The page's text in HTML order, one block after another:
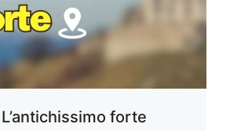
L’antichissimo forte